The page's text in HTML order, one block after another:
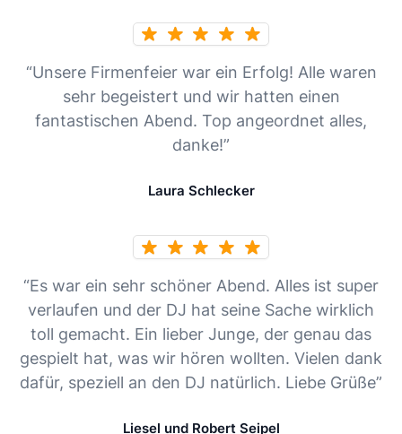
“Unsere Firmenfeier war ein Erfolg! Alle waren
sehr begeistert und wir hatten einen
fantastischen Abend. Top angeordnet alles,
danke!”
Laura Schlecker
“Es war ein sehr schöner Abend. Alles ist super
verlaufen und der DJ hat seine Sache wirklich
toll gemacht. Ein lieber Junge, der genau das
gespielt hat, was wir hören wollten. Vielen dank
dafür, speziell an den DJ natürlich. Liebe Grüße”
Liesel und Robert Seipel